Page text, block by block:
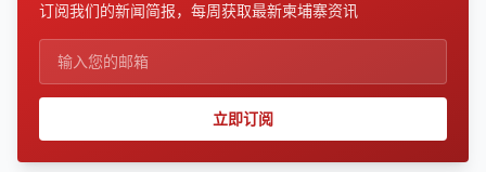
订阅我们的新闻简报，每周获取最新柬埔寨资讯
立即订阅